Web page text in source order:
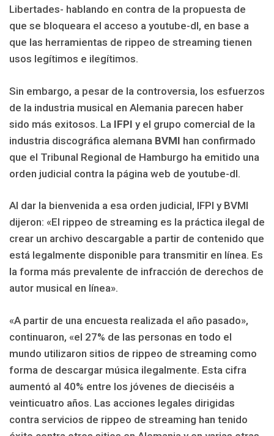
Libertades- hablando en contra de la propuesta de
que se bloqueara el acceso a youtube-dl, en base a
que las herramientas de rippeo de streaming tienen
usos legítimos e ilegítimos.
Sin embargo, a pesar de la controversia, los esfuerzos
de la industria musical en Alemania parecen haber
sido más exitosos. La IFPI y el grupo comercial de la
industria discográfica alemana BVMI han confirmado
que el Tribunal Regional de Hamburgo ha emitido una
orden judicial contra la página web de youtube-dl.
Al dar la bienvenida a esa orden judicial, IFPI y BVMI
dijeron: «El rippeo de streaming es la práctica ilegal de
crear un archivo descargable a partir de contenido que
está legalmente disponible para transmitir en línea. Es
la forma más prevalente de infracción de derechos de
autor musical en línea».
«A partir de una encuesta realizada el año pasado»,
continuaron, «el 27% de las personas en todo el
mundo utilizaron sitios de rippeo de streaming como
forma de descargar música ilegalmente. Esta cifra
aumentó al 40% entre los jóvenes de dieciséis a
veinticuatro años. Las acciones legales dirigidas
contra servicios de rippeo de streaming han tenido